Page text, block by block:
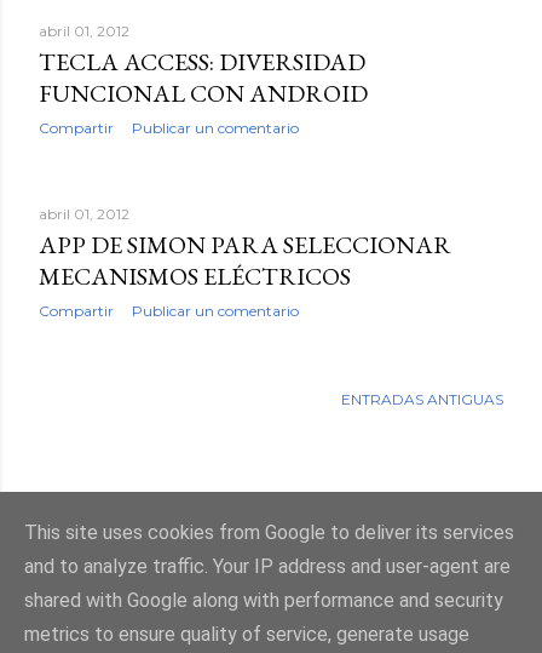
abril 01, 2012
TECLA ACCESS: DIVERSIDAD
FUNCIONAL CON ANDROID
Compartir Publicar un comentario
abril 01, 2012
APP DE SIMON PARA SELECCIONAR
MECANISMOS ELÉCTRICOS
Compartir Publicar un comentario
ENTRADAS ANTIGUAS
Con la tecnología de Blogger
This site uses cookies from Google to deliver its services
and to analyze traffic. Your IP address and user-agent are
shared with Google along with performance and security
metrics to ensure quality of service, generate usage